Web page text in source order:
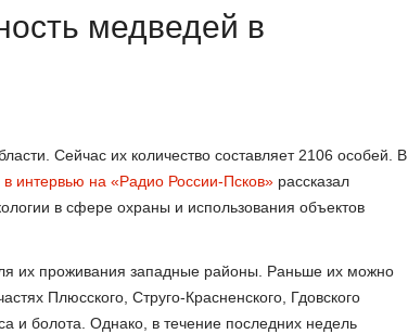
медведей в
Сейчас их количество составляет 2106 особей. В
в интервью на «Радио России-Псков» рассказал
в сфере охраны и использования объектов
их проживания западные районы. Раньше их можно
Плюсского, Струго-Красненского, Гдовского
и болота. Однако, в течение последних недель